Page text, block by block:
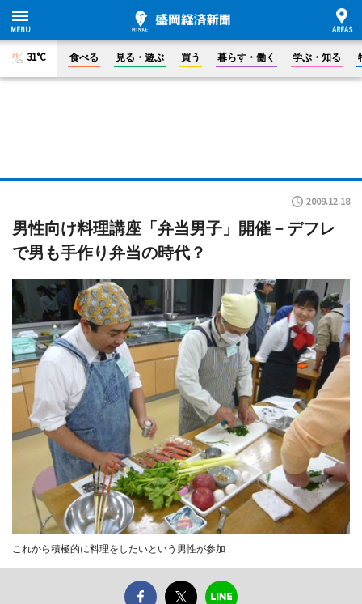
31°C 食べる 見る・遊ぶ 買う 暮らす・働く 学ぶ・知る
2009.12.18
男性向け料理講座「弁当男子」開催－デフレ
で男も手作り弁当の時代？
これから積極的に料理をしたいという男性が参加